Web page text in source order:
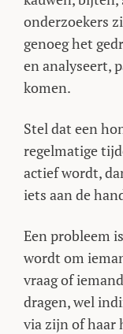
onderzoekers
genoeg het
en analyseert,
komen.
Stel dat een
regelmatige
actief wordt,
iets aan de
Een probleem
wordt om
vraag of
dragen, wel
via zijn of haar